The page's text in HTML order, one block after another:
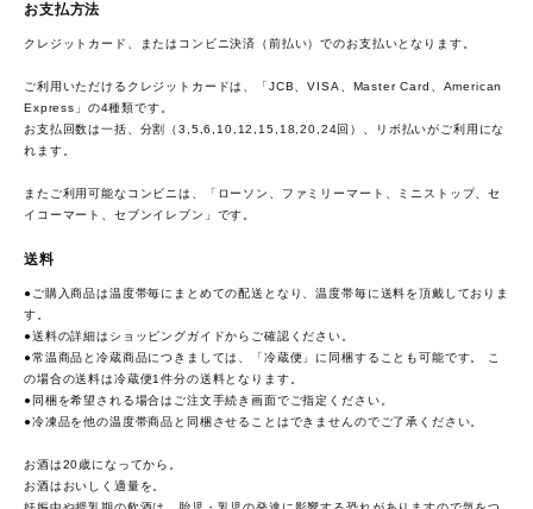
お支払方法
クレジットカード、またはコンビニ決済（前払い）でのお支払いとなります。
ご利用いただけるクレジットカードは、「JCB、VISA、Master Card、American
Express」の4種類です。
お支払回数は一括、分割（3,5,6,10,12,15,18,20,24回）、リボ払いがご利用にな
れます。
またご利用可能なコンビニは、「ローソン、ファミリーマート、ミニストップ、セ
イコーマート、セブンイレブン」です。
送料
●ご購入商品は温度帯毎にまとめての配送となり、温度帯毎に送料を頂戴しておりま
す。
●送料の詳細は ショッピングガイドからご確認ください。
●常温商品と冷蔵商品につきましては、「冷蔵便」に同梱することも可能です。 こ
の場合の送料は冷蔵便1件分の送料となります。
●同梱を希望される場合はご注文手続き画面でご指定ください。
●冷凍品を他の温度帯商品と同梱させることはできませんのでご了承ください。
お酒は20歳になってから。
お酒はおいしく適量を。